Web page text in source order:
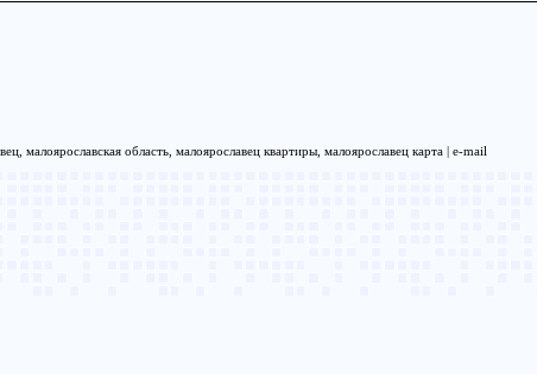
малоярославская область, малоярославец квартиры, малоярославец карта | e-mail